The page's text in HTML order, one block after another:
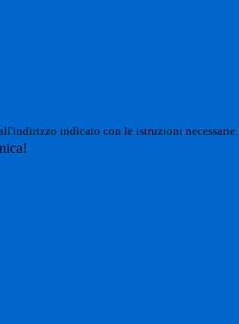
indicato con le istruzioni necessarie.